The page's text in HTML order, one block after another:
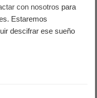
con nosotros para
Estaremos
descifrar ese sueño